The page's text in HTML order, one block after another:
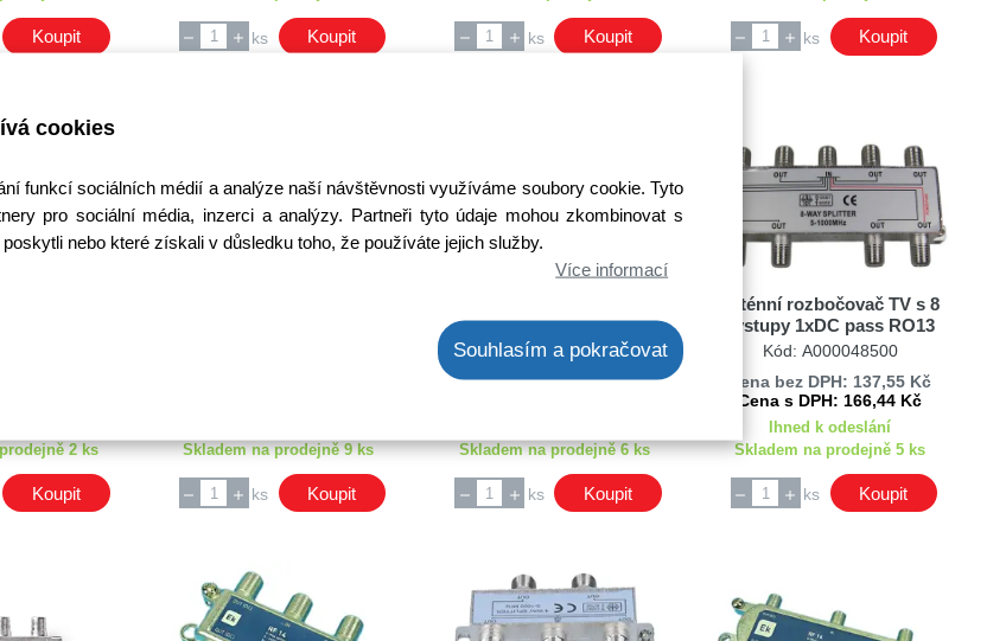
cookies
funkcí sociálních médií a analýze naší návštěvnosti využíváme soubory cookie. Tyto
pro sociální média, inzerci a analýzy. Partneři tyto údaje mohou zkombinovat s
nebo které získali v důsledku toho, že používáte jejich služby.
Více informací
Souhlasím a pokračovat
Koupit ks Koupit ks Koupit ks Koupit
2 ks
Koupit
Skladem na prodejně 9 ks
ks Koupit
výstupy 3xDC pass -
průchozí pro napájení ITS
RF13
Kód: A000070000
Cena bez DPH: 73,69 Kč
Skladem na prodejně 6 ks
ks Koupit
anténní rozbočovač TV s 8
výstupy 1xDC pass RO13
Kód: A000048500
Cena bez DPH: 137,55 Kč
Cena s DPH: 166,44 Kč
Ihned k odeslání
Skladem na prodejně 5 ks
ks Koupit